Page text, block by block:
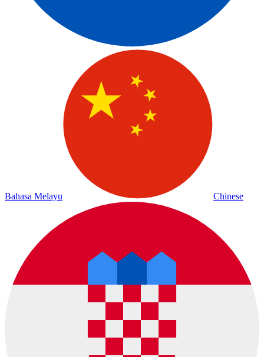
Bahasa Melayu Chinese